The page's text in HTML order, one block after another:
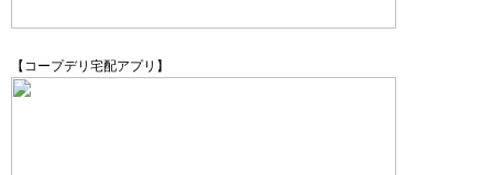
【コープデリ宅配アプリ】